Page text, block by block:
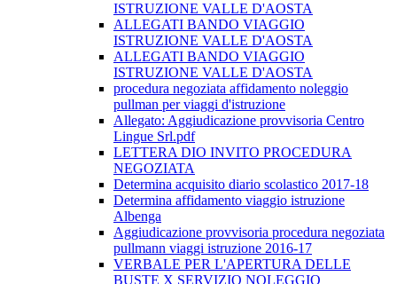
ISTRUZIONE VALLE D'AOSTA
ALLEGATI BANDO VIAGGIO
ISTRUZIONE VALLE D'AOSTA
ALLEGATI BANDO VIAGGIO
ISTRUZIONE VALLE D'AOSTA
procedura negoziata affidamento noleggio
pullman per viaggi d'istruzione
Allegato: Aggiudicazione provvisoria Centro
Lingue Srl.pdf
LETTERA DIO INVITO PROCEDURA
NEGOZIATA
Determina acquisito diario scolastico 2017-18
Determina affidamento viaggio istruzione
Albenga
Aggiudicazione provvisoria procedura negoziata
pullmann viaggi istruzione 2016-17
VERBALE PER L'APERTURA DELLE
BUSTE X SERVIZIO NOLEGGIO